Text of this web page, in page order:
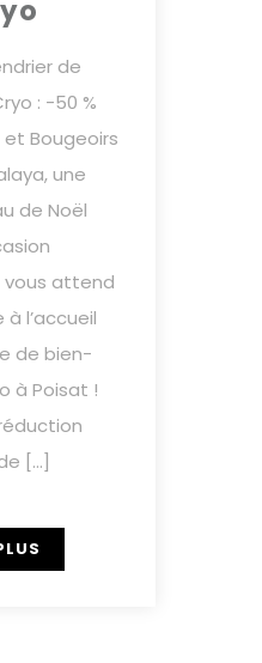
de
: -50 %
et Bougeoirs
une
de Noël
vous attend
l’accueil
de bien-
à Poisat !
[…]